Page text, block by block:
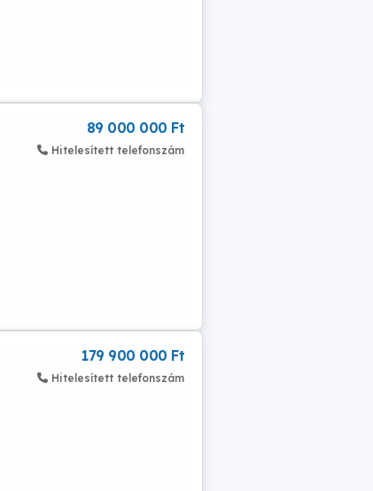
89 000 000 Ft
Hitelesített telefonszám
179 900 000 Ft
Hitelesített telefonszám